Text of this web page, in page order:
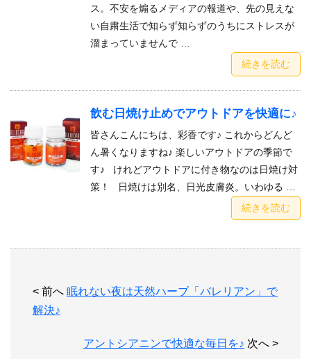
ス。不安を煽るメディアの報道や、先の見えな
い自粛生活で知らず知らずのうちにストレスが
溜まっていませんで …
続きを読む
飲む日焼け止めでアウトドアを快適に♪
皆さんこんにちは、彩香です♪ これからどんど
ん暑くなりますね♪ 楽しいアウトドアの季節で
す♪ けれどアウトドアに付き物なのは日焼け対
策！ 日焼けは別名、日光皮膚炎。いわゆる …
続きを読む
< 前へ 眠れない夜は天然ハーブ「バレリアン」で
解決♪
アントシアニンで快適な毎日を♪ 次へ >